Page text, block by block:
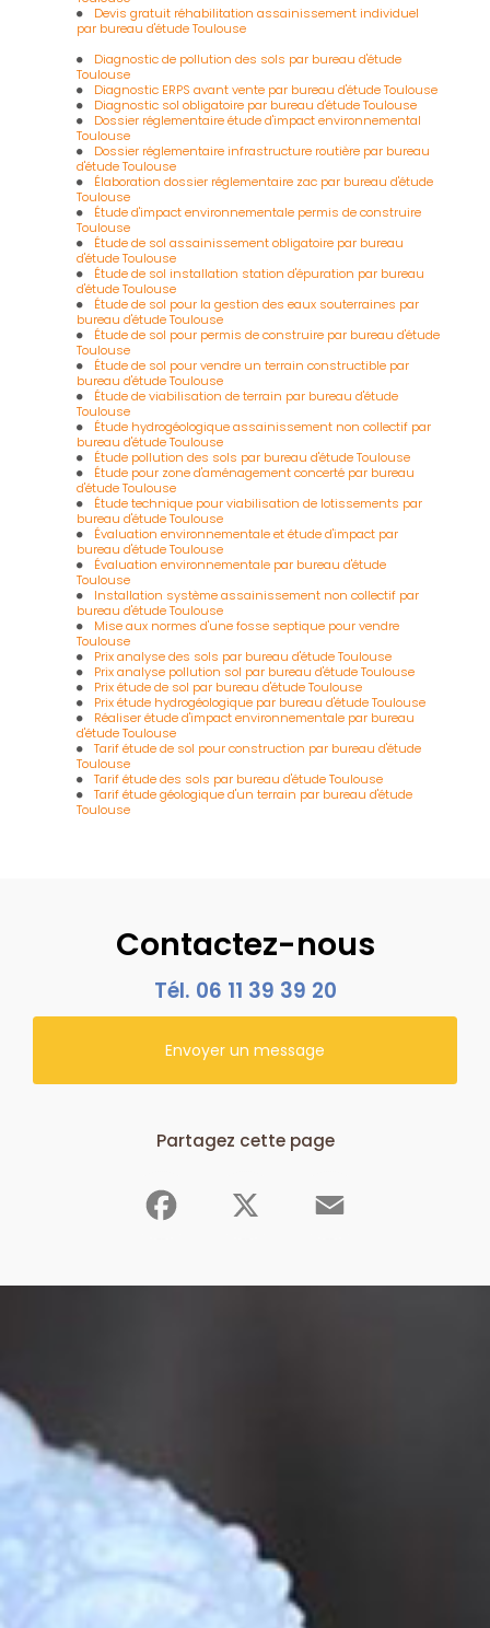
Devis gratuit réhabilitation assainissement individuel
par bureau d'étude Toulouse
Diagnostic de pollution des sols par bureau d'étude
Toulouse
Diagnostic ERPS avant vente par bureau d'étude Toulouse
Diagnostic sol obligatoire par bureau d'étude Toulouse
Dossier réglementaire étude d'impact environnemental
Toulouse
Dossier réglementaire infrastructure routière par bureau
d'étude Toulouse
Élaboration dossier réglementaire zac par bureau d'étude
Toulouse
Étude d'impact environnementale permis de construire
Toulouse
Étude de sol assainissement obligatoire par bureau
d'étude Toulouse
Étude de sol installation station d'épuration par bureau
d'étude Toulouse
Étude de sol pour la gestion des eaux souterraines par
bureau d'étude Toulouse
Étude de sol pour permis de construire par bureau d'étude
Toulouse
Étude de sol pour vendre un terrain constructible par
bureau d'étude Toulouse
Étude de viabilisation de terrain par bureau d'étude
Toulouse
Étude hydrogéologique assainissement non collectif par
bureau d'étude Toulouse
Étude pollution des sols par bureau d'étude Toulouse
Étude pour zone d'aménagement concerté par bureau
d'étude Toulouse
Étude technique pour viabilisation de lotissements par
bureau d'étude Toulouse
Évaluation environnementale et étude d'impact par
bureau d'étude Toulouse
Évaluation environnementale par bureau d'étude
Toulouse
Installation système assainissement non collectif par
bureau d'étude Toulouse
Mise aux normes d'une fosse septique pour vendre
Toulouse
Prix analyse des sols par bureau d'étude Toulouse
Prix analyse pollution sol par bureau d'étude Toulouse
Prix étude de sol par bureau d'étude Toulouse
Prix étude hydrogéologique par bureau d'étude Toulouse
Réaliser étude d'impact environnementale par bureau
d'étude Toulouse
Tarif étude de sol pour construction par bureau d'étude
Toulouse
Tarif étude des sols par bureau d'étude Toulouse
Tarif étude géologique d'un terrain par bureau d'étude
Toulouse
Contactez-nous
Tél. 06 11 39 39 20
Envoyer un message
Partagez cette page